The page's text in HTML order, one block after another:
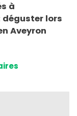
à
lors
Aveyron